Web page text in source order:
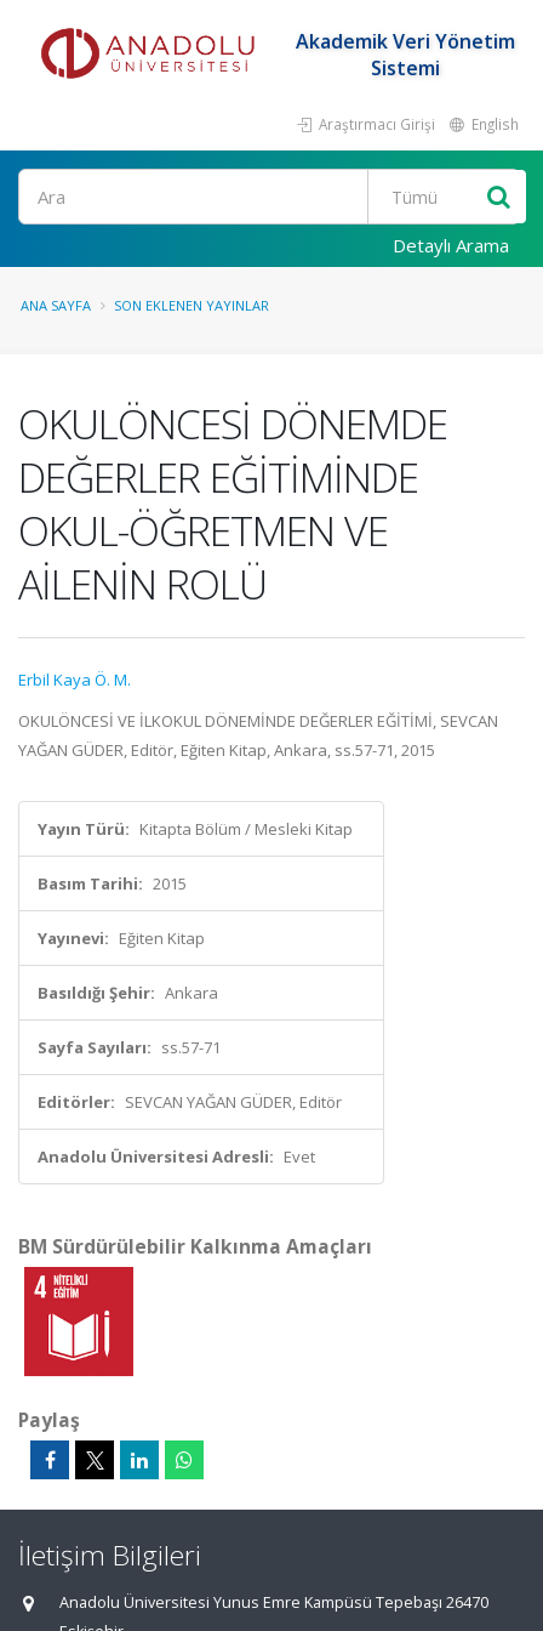
Akademik Veri Yönetim
Sistemi
Araştırmacı Girişi English
Ara
Detaylı Arama
ANA SAYFA SON EKLENEN YAYINLAR
OKULÖNCESİ DÖNEMDE
DEĞERLER EĞİTİMİNDE
OKUL-ÖĞRETMEN VE
AİLENİN ROLÜ
Erbil Kaya Ö. M.
OKULÖNCESİ VE İLKOKUL DÖNEMİNDE DEĞERLER EĞİTİMİ, SEVCAN
YAĞAN GÜDER, Editör, Eğiten Kitap, Ankara, ss.57-71, 2015
Yayın Türü: Kitapta Bölüm / Mesleki Kitap
Basım Tarihi: 2015
Yayınevi: Eğiten Kitap
Basıldığı Şehir: Ankara
Sayfa Sayıları: ss.57-71
Editörler: SEVCAN YAĞAN GÜDER, Editör
Anadolu Üniversitesi Adresli: Evet
BM Sürdürülebilir Kalkınma Amaçları
Paylaş
İletişim Bilgileri
Anadolu Üniversitesi Yunus Emre Kampüsü Tepebaşı 26470